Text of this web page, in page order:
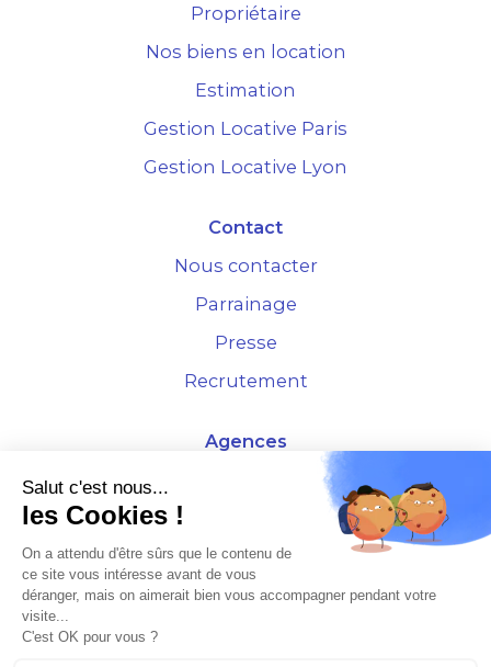
Propriétaire
Nos biens en location
Estimation
Gestion Locative Paris
Gestion Locative Lyon
Contact
Nous contacter
Parrainage
Presse
Recrutement
Agences
4 Rue de la Bourse - 69001 Lyon
10 rue d'Austerlitz - 75012 Paris
À L'HORIZON 2025
Salut c'est nous...
les Cookies !
On a attendu d'être sûrs que le contenu de
ce site vous intéresse avant de vous
déranger, mais on aimerait bien vous accompagner pendant votre
visite...
C'est OK pour vous ?